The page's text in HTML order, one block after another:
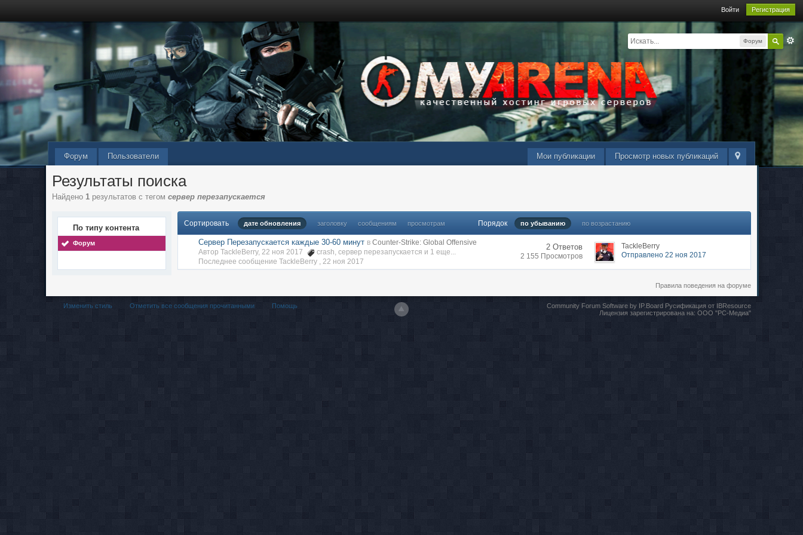
Войти Регистрация
Форум
Просмотр новых публикаций
Мои публикации
Форум Пользователи
Результаты поиска
Найдено 1 результатов с тегомсервер перезапускается
По типу контента
Форум
Сортировать дате обновления заголовку сообщениям просмотрам Порядок по убыванию по возрастанию
Сервер Перезапускается каждые 30-60 минут в Counter-Strike: Global Offensive
Автор TackleBerry, 22 ноя 2017
crash,сервер перезапускается и 1 еще...
Последнее сообщение TackleBerry ,22 ноя 2017
2 Ответов
2 155 Просмотров
TackleBerry
Отправлено 22 ноя 2017
Правила поведения на форуме
Изменить стиль Отметить все сообщения прочитанными Помощь Community Forum Software by IP.BoardРусификация от IBResource
Лицензия зарегистрирована на: ООО "РС-Медиа"